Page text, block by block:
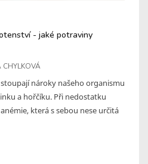
- jaké potraviny
CHYLKOVÁ
nároky našeho organismu
a hořčíku. Při nedostatku
která s sebou nese určitá